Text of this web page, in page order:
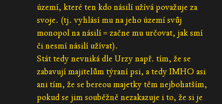
území, které ten kdo násilí užívá považuje za
svoje. (tj. vyhlásí mu na jeho území svůj
monopol na násilí = začne mu určovat, jak smí
či nesmí násilí užívat).
Stát tedy nevniká dle Urzy např. tím, že se
zabavují majitelům týraní psi, a tedy IMHO asi
ani tím, že se bereou majetky těm nejbohatším,
pokud se jim souběžně nezakazuje i to, že si je